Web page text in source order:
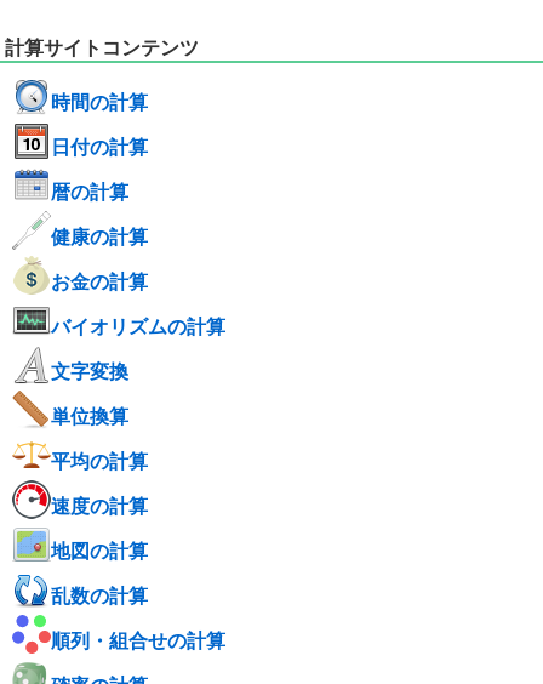
計算サイトコンテンツ
時間の計算
日付の計算
暦の計算
健康の計算
お金の計算
バイオリズムの計算
文字変換
単位換算
平均の計算
速度の計算
地図の計算
乱数の計算
順列・組合せの計算